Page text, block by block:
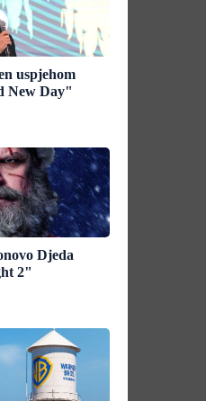
uspjehom
New Day"
Djeda
2"